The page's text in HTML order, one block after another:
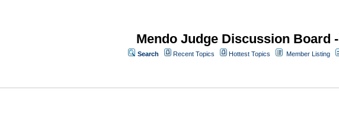
Mendo Judge Discussion Board
Search Recent Topics Hottest Topics Member Listing